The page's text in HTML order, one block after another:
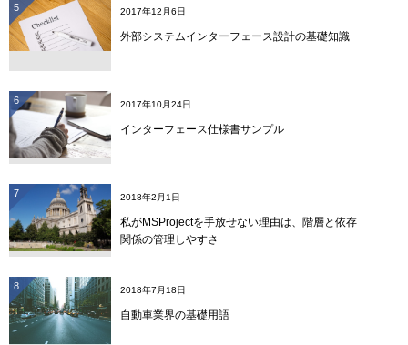
5 2017年12月6日
外部システムインターフェース設計の基礎知識
6 2017年10月24日
インターフェース仕様書サンプル
7 2018年2月1日
私がMSProjectを手放せない理由は、階層と依存
関係の管理しやすさ
8 2018年7月18日
自動車業界の基礎用語